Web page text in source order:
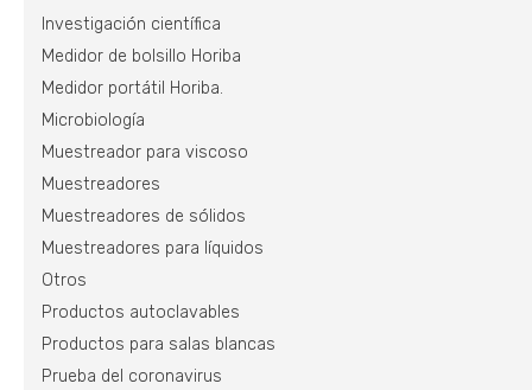
Investigación científica
Medidor de bolsillo Horiba
Medidor portátil Horiba.
Microbiología
Muestreador para viscoso
Muestreadores
Muestreadores de sólidos
Muestreadores para líquidos
Otros
Productos autoclavables
Productos para salas blancas
Prueba del coronavirus